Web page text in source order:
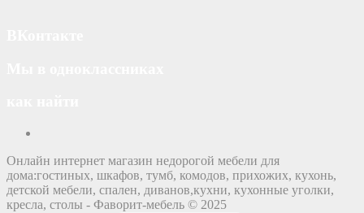
Онлайн интернет магазин недорогой мебели для
дома:гостиных, шкафов, тумб, комодов, прихожих, кухонь,
детской мебели, спален, диванов,кухни, кухонные уголки,
кресла, столы - Фаворит-мебель © 2025